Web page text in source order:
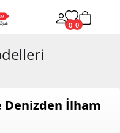
0 0
Denizden İlham